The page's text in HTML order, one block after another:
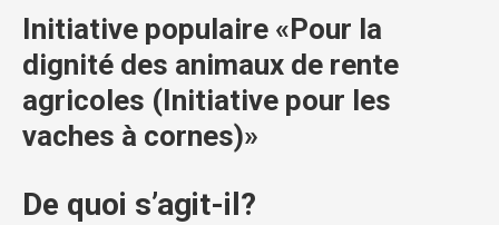
Initiative populaire «Pour la
dignité des animaux de rente
agricoles (Initiative pour les
vaches à cornes)»
De quoi s’agit-il?